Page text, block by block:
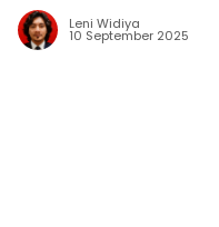
Leni Widiya
10 September 2025